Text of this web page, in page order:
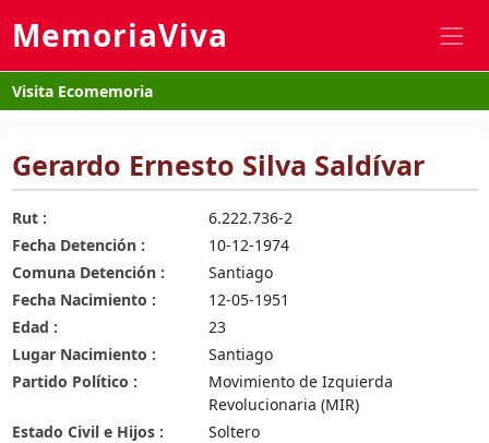
MemoriaViva
Visita Ecomemoria
Gerardo Ernesto Silva Saldívar
Rut :
6.222.736-2
Fecha Detención :
10-12-1974
Comuna Detención :
Santiago
Fecha Nacimiento :
12-05-1951
Edad :
23
Lugar Nacimiento :
Santiago
Partido Político :
Movimiento de Izquierda
Revolucionaria (MIR)
Estado Civil e Hijos :
Soltero